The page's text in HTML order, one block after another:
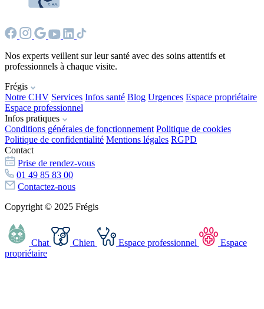
Nos experts veillent sur leur santé avec des soins attentifs et
professionnels à chaque visite.
Frégis
Notre CHV Services Infos santé Blog Urgences Espace propriétaire
Espace professionnel
Infos pratiques
Conditions générales de fonctionnement Politique de cookies
Politique de confidentialité Mentions légales RGPD
Contact
Prise de rendez-vous
01 49 85 83 00
Contactez-nous
Copyright © 2025 Frégis
Chat Chien Espace professionnel
Espace
propriétaire